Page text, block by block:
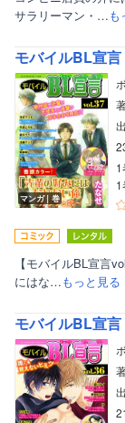
サラリーマン・…も
モバイルBL宣
マンガ｜巻
【モバイルBL宣言
にはな…もっと見る
モバイルBL宣
ボーイズ
ティーン
美女・美